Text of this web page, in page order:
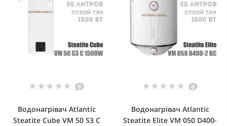
0
Водонагрівач Atlantic
Steatite Cube VM 50 S3 C
0
Водонагрівач Atlantic
Steatite Elite VM 050 D400-